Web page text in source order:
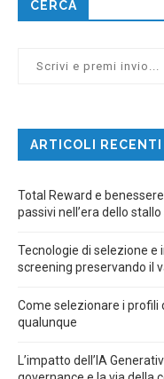
CERCA
ARTICOLI RECENTI
Total Reward e
passivi nell’era dello
Tecnologie di selezione
screening preservando il
Come selezionare i profili
qualunque
L’impatto dell’IA